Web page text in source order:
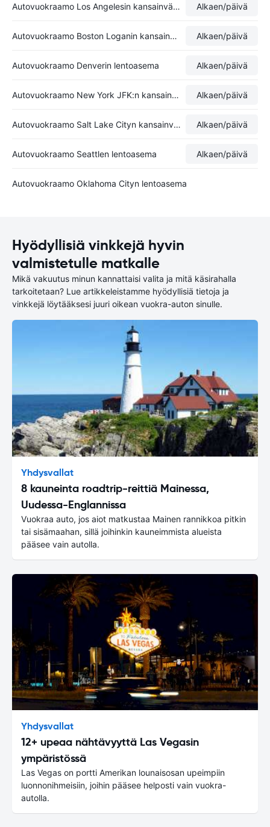
Autovuokraamo Los Angelesin kansainvälinen lentoasema Alkaen/päivä
Autovuokraamo Boston Loganin kansainvälinen lentoasema Alkaen/päivä
Autovuokraamo Denverin lentoasema Alkaen/päivä
Autovuokraamo New York JFK:n kansainvälinen lentoasema Alkaen/päivä
Autovuokraamo Salt Lake Cityn kansainvälinen lentoasema Alkaen/päivä
Autovuokraamo Seattlen lentoasema Alkaen/päivä
Autovuokraamo Oklahoma Cityn lentoasema
Hyödyllisiä vinkkejä hyvin
valmistetulle matkalle
Mikä vakuutus minun kannattaisi valita ja mitä käsirahalla
tarkoitetaan? Lue artikkeleistamme hyödyllisiä tietoja ja
vinkkejä löytääksesi juuri oikean vuokra-auton sinulle.
Yhdysvallat
8 kauneinta roadtrip-reittiä Mainessa,
Uudessa-Englannissa
Vuokraa auto, jos aiot matkustaa Mainen rannikkoa pitkin
tai sisämaahan, sillä joihinkin kauneimmista alueista
pääsee vain autolla.
Yhdysvallat
12+ upeaa nähtävyyttä Las Vegasin
ympäristössä
Las Vegas on portti Amerikan lounaisosan upeimpiin
luonnonihmeisiin, joihin pääsee helposti vain vuokra-
autolla.